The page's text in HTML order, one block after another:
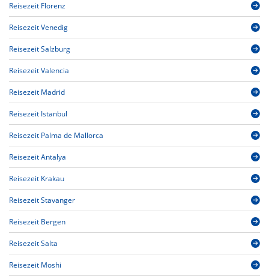
Reisezeit Florenz
Reisezeit Venedig
Reisezeit Salzburg
Reisezeit Valencia
Reisezeit Madrid
Reisezeit Istanbul
Reisezeit Palma de Mallorca
Reisezeit Antalya
Reisezeit Krakau
Reisezeit Stavanger
Reisezeit Bergen
Reisezeit Salta
Reisezeit Moshi